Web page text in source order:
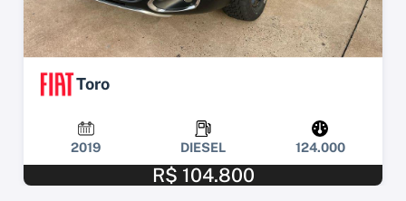
Toro
2019 DIESEL 124.000
R$ 104.800